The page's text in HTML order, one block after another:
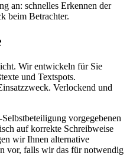
an: schnelles Erkennen der
beim Betrachter.
Wir entwickeln für Sie
und Textspots.
Verlockend und
vorgegebenen
auf korrekte Schreibweise
wir Ihnen alternative
vor, falls wir das für notwendig